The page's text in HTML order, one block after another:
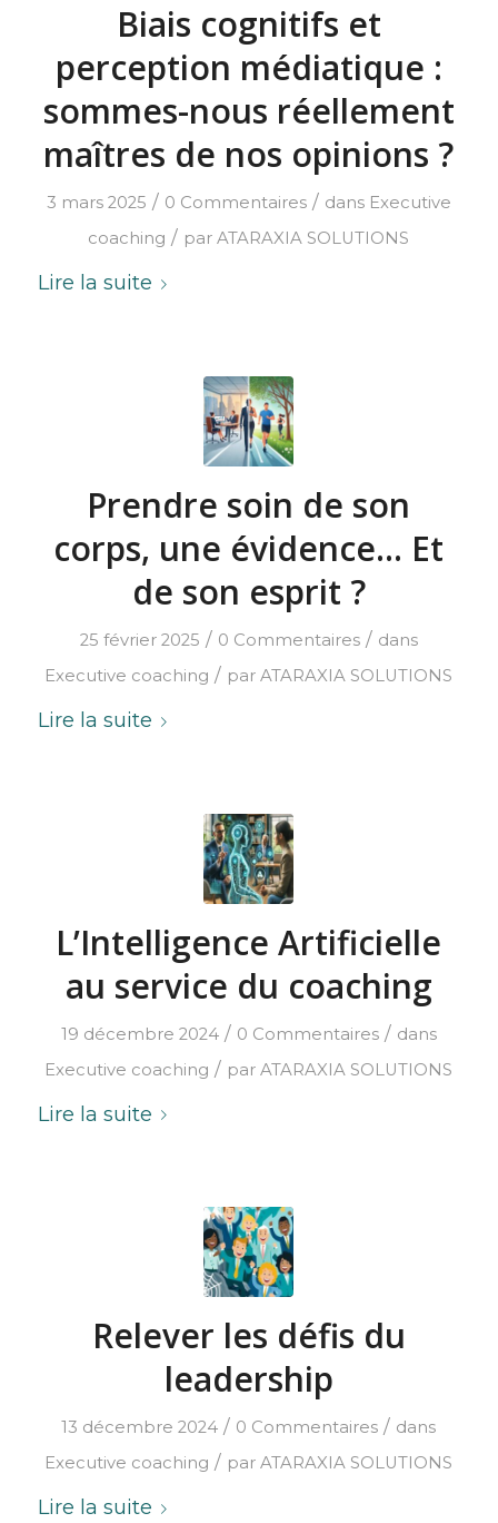
Biais cognitifs et
perception médiatique :
sommes-nous réellement
maîtres de nos opinions ?
3 mars 2025 / 0 Commentaires / dans Executive
coaching / parATARAXIA SOLUTIONS
Lire la suite
Prendre soin de son
corps, une évidence… Et
de son esprit ?
25 février 2025 / 0 Commentaires / dans
Executive coaching / parATARAXIA SOLUTIONS
Lire la suite
L’Intelligence Artificielle
au service du coaching
19 décembre 2024 / 0 Commentaires / dans
Executive coaching / parATARAXIA SOLUTIONS
Lire la suite
Relever les défis du
leadership
13 décembre 2024 / 0 Commentaires / dans
Executive coaching / parATARAXIA SOLUTIONS
Lire la suite